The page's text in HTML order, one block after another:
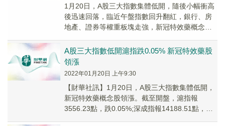
1月20日，A股三大指數集體低開，隨後小幅衝高
後迅速回落，臨近午盤指數回升翻紅，銀行、房
地產、證券等權重板塊走強，新冠特效藥概念股
提鋰、...
A股三大指數低開滬指跌0.05% 新冠特效藥股
領漲
2022年01月20日 上午9:30
【財華社訊】1月20日，A股三大指數集體低開，
新冠特效藥概念股領漲。截至開盤，滬指報
3556.23點，跌0.05%;深成指報14188.51點，跌